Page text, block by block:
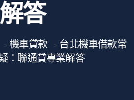
解答
> 機車貸款 > 台北機車借款常
：聯通貸專業解答